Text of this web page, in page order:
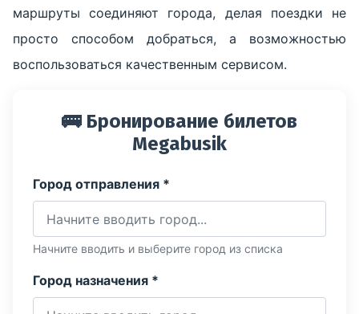
маршруты соединяют города, делая поездки не
просто способом добраться, а возможностью
воспользоваться качественным сервисом.
🚌 Бронирование билетов
Megabusik
Город отправления *
Начните вводить и выберите город из списка
Город назначения *